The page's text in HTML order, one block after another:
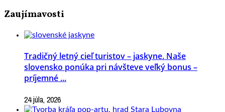
Zaujímavosti
Tradičný letný cieľ turistov – jaskyne. Naše
slovensko ponúka pri návšteve veľký bonus –
príjemné ...
24 júla, 2026